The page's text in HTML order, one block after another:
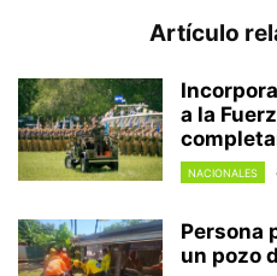
Artículo
a la
NACIONALES
Persona
un pozo